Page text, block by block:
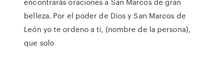
belleza. Por el poder de Dios y San Marcos de
León yo te ordeno a ti, (nombre de la persona),
que solo